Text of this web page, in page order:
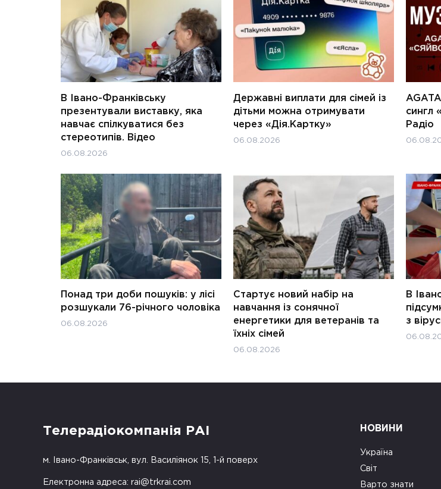
В Івано-Франківську
презентували виставку, яка
навчає спілкуватися без
стереотипів. Відео
06.08.2026
Державні виплати для сімей із
дітьми можна отримувати
через «Дія.Картку»
06.08.2026
сингл
Радіо
Понад три доби пошуків: у лісі
розшукали 76-річного чоловіка
06.08.2026
Стартує новий набір на
навчання із сонячної
енергетики для ветеранів та
їхніх сімей
06.08.2026
В
з
Телерадіокомпанія РАІ
м. Івано-Франківськ, вул. Василіянок 15, 1-й поверх
Електронна адреса: rai@trkrai.com
НОВИНИ
Україна
Світ
Варто знати